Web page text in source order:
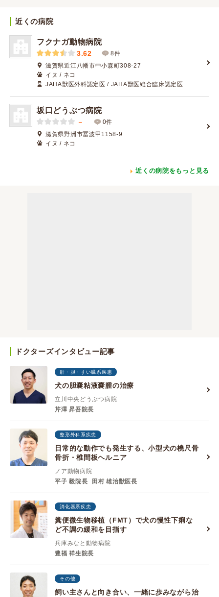
近くの病院
フクナガ動物病院
3.62
8件
滋賀県近江八幡市中小森町308-27
イヌ / ネコ
JAHA獣医外科認定医 / JAHA獣医総合臨床認定医
坂口どうぶつ病院
－
0件
滋賀県野洲市冨波甲1158-9
イヌ / ネコ
近くの病院をもっと見る
ドクターズインタビュー記事
肝・胆・すい臓系疾患
犬の胆嚢粘液嚢腫の治療
立川中央どうぶつ病院
芹澤 昇吾院長
整形外科系疾患
日常的な動作でも発生する、小型犬の橈尺骨
骨折・椎間板ヘルニア
ノア動物病院
平子 毅院長
田村 雄治獣医長
消化器系疾患
糞便微生物移植（FMT）で犬の慢性下痢な
ど不調の緩和を目指す
兵庫みなと動物病院
豊福 祥生院長
その他
飼い主さんと向き合い、一緒に歩みながら治